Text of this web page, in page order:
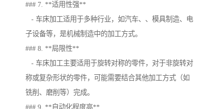
### 7. **适用性强**
- 车床加工适用于多种行业，如汽车、、模具制造、电
子设备等，是机械制造中的加工方式。
### 8. **局限性**
- 车床加工主要适用于旋转对称的零件，对于非旋转对
称或复杂形状的零件，可能需要结合其他加工方式（如
铣削、磨削等）完成。
### 9. **自动化程度高**